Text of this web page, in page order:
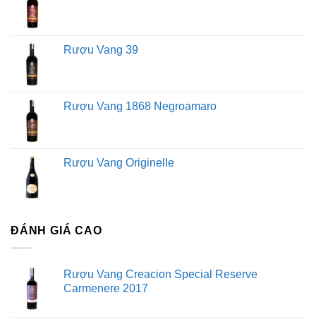
Rượu Vang 39
Rượu Vang 1868 Negroamaro
Rượu Vang Originelle
ĐÁNH GIÁ CAO
Rượu Vang Creacion Special Reserve
Carmenere 2017